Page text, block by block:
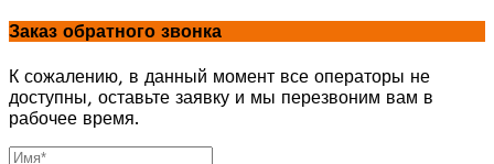
Заказ обратного звонка
К сожалению, в данный момент все операторы не
доступны, оставьте заявку и мы перезвоним вам в
рабочее время.